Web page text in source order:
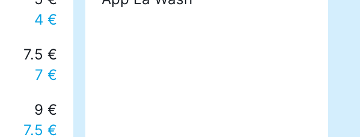
4 €
7.5 €
7 €
9 €
7.5 €